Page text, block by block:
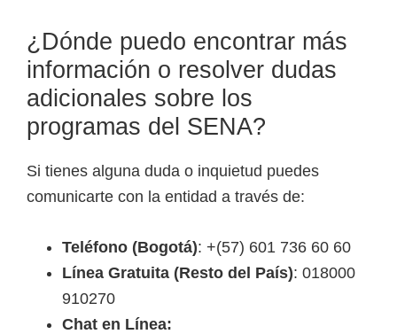
¿Dónde puedo encontrar más
información o resolver dudas
adicionales sobre los
programas del SENA?
Si tienes alguna duda o inquietud puedes
comunicarte con la entidad a través de:
Teléfono (Bogotá): +(57) 601 736 60 60
Línea Gratuita (Resto del País): 018000
910270
Chat en Línea: